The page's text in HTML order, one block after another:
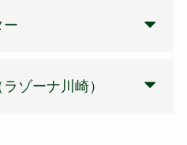
ー
ゾーナ川崎）